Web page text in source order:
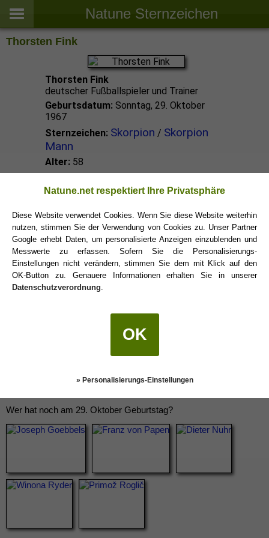
Natune Sternzeichen
Thorsten Fink
Thorsten Fink
deutscher Fußballspieler und Trainer
Geburtsdatum: Sonntag, 29. Oktober
1967
Sternzeichen: Skorpion / Skorpion
Mann
Alter: 58
Skorpion Promis
Skorpion Sternzeichen
Wer hat noch am 29. Oktober Geburtstag?
Natune.net respektiert Ihre Privatsphäre
Diese Website verwendet Cookies. Wenn Sie diese Website weiterhin
nutzen, stimmen Sie der Verwendung von Cookies zu. Unser Partner
Google erhebt Daten, um personalisierte Anzeigen einzublenden und
Messwerte zu erfassen. Sofern Sie die Personalisierungs-
Einstellungen nicht verändern, stimmen Sie dem mit Klick auf den
OK-Button zu. Genauere Informationen erhalten Sie in unserer
Datenschutzverordnung
OK
» Personalisierungs-Einstellungen